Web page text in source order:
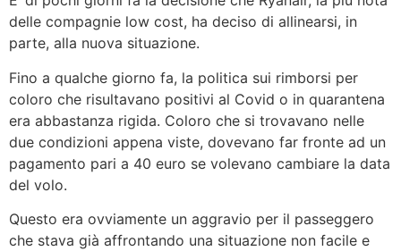
delle compagnie low cost, ha deciso di allinearsi, in
parte, alla nuova situazione.
Fino a qualche giorno fa, la politica sui rimborsi per
coloro che risultavano positivi al Covid o in quarantena
era abbastanza rigida. Coloro che si trovavano nelle
due condizioni appena viste, dovevano far fronte ad un
pagamento pari a 40 euro se volevano cambiare la data
del volo.
Questo era ovviamente un aggravio per il passeggero
che stava già affrontando una situazione non facile e